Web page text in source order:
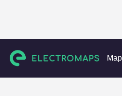
Charging stations Paesi Bassi